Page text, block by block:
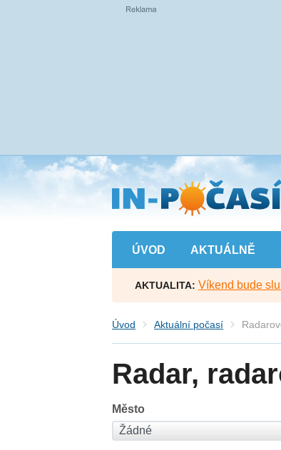
Přejít
na
hlavní
obsah
ÚVOD AKTUÁLNĚ
AKTUALITA: Víkend bude
Úvod Aktuální počasí
Radar,
Město